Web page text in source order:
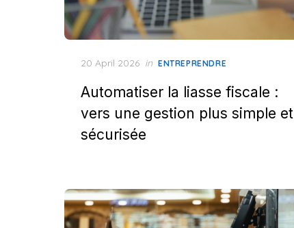
Posted
20 April 2026 in ENTREPRENDRE
Automatiser la liasse fiscale :
vers une gestion plus simple et
sécurisée